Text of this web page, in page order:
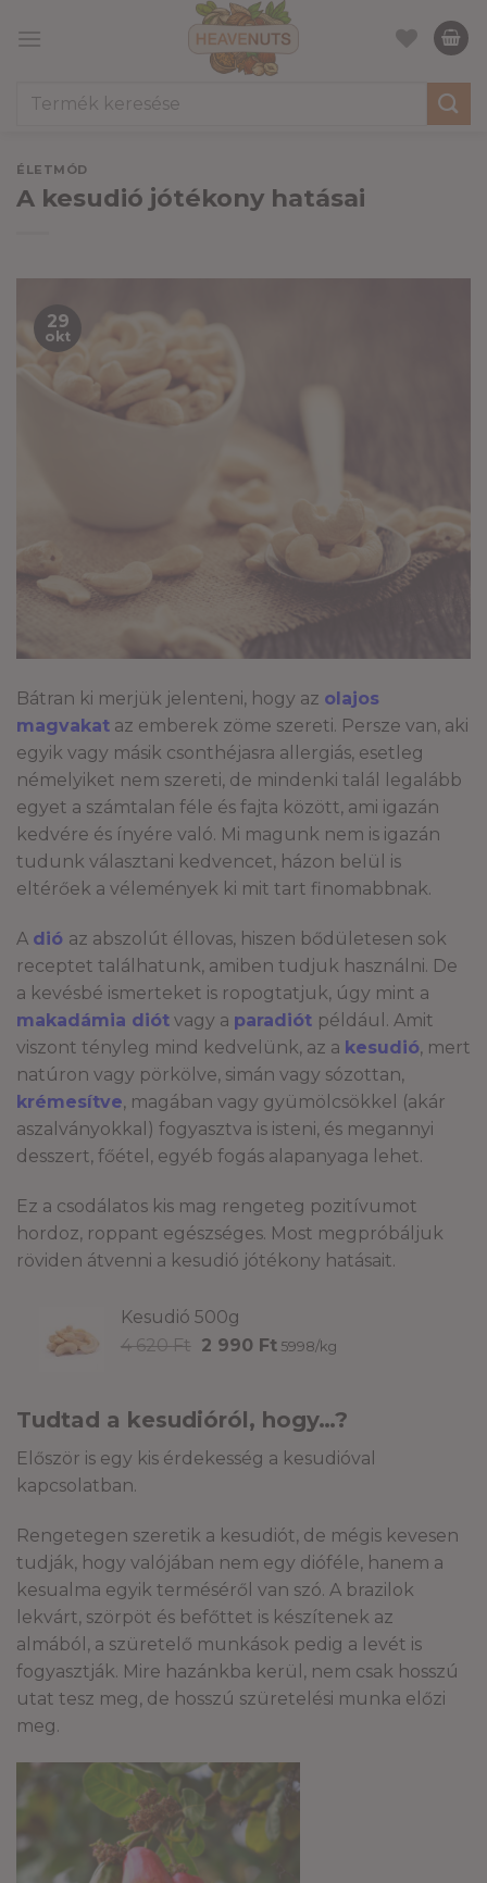
Keresés
ÉLETMÓD
A kesudió jótékony hatásai
29
okt
Bátran ki merjük jelenteni, hogy az olajos
magvakat az emberek zöme szereti. Persze van, aki
egyik vagy másik csonthéjasra allergiás, esetleg
némelyiket nem szereti, de mindenki talál legalább
egyet a számtalan féle és fajta között, ami igazán
kedvére és ínyére való. Mi magunk nem is igazán
tudunk választani kedvencet, házon belül is
eltérőek a vélemények ki mit tart finomabbnak.
A dió az abszolút éllovas, hiszen bődületesen sok
receptet találhatunk, amiben tudjuk használni. De
a kevésbé ismerteket is ropogtatjuk, úgy mint a
makadámia diót vagy a paradiót például. Amit
viszont tényleg mind kedvelünk, az a kesudió, mert
natúron vagy pörkölve, simán vagy sózottan,
krémesítve, magában vagy gyümölcsökkel (akár
aszalványokkal) fogyasztva is isteni, és megannyi
desszert, főétel, egyéb fogás alapanyaga lehet.
Ez a csodálatos kis mag rengeteg pozitívumot
hordoz, roppant egészséges. Most megpróbáljuk
röviden átvenni a kesudió jótékony hatásait.
Kesudió 500g
4 620Ft Original
4
620 Ft.
2 990 FtCurrent
2
990 Ft.
5998/kg
Tudtad a kesudióról, hogy…?
Először is egy kis érdekesség a kesudióval
kapcsolatban.
Rengetegen szeretik a kesudiót, de mégis kevesen
tudják, hogy valójában nem egy dióféle, hanem a
kesualma egyik terméséről van szó. A brazilok
lekvárt, szörpöt és befőttet is készítenek az
almából, a szüretelő munkások pedig a levét is
fogyasztják. Mire hazánkba kerül, nem csak hosszú
utat tesz meg, de hosszú szüretelési munka előzi
meg.